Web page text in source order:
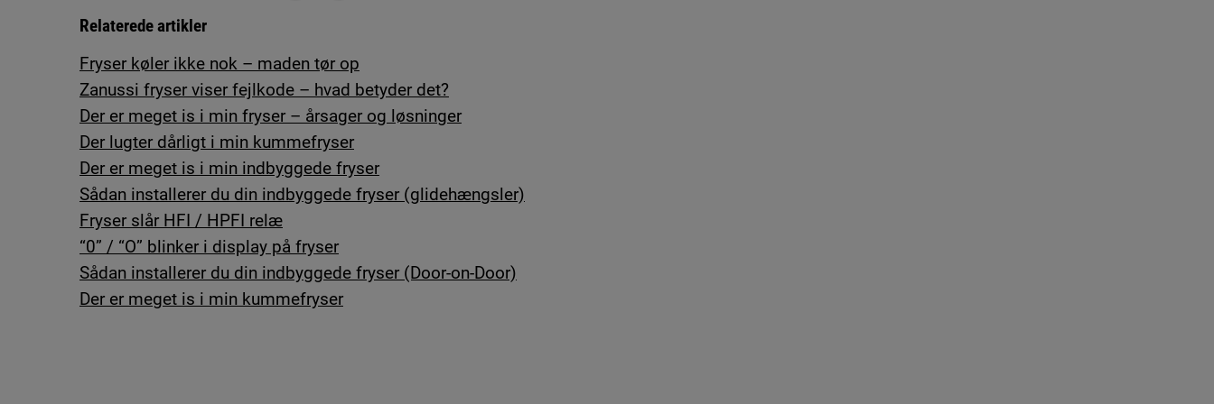
Relaterede artikler
Fryser køler ikke nok – maden tør op
Zanussi fryser viser fejlkode – hvad betyder det?
Der er meget is i min fryser – årsager og løsninger
Der lugter dårligt i min kummefryser
Der er meget is i min indbyggede fryser
Sådan installerer du din indbyggede fryser (glidehængsler)
Fryser slår HFI / HPFI relæ
“0” / “O” blinker i display på fryser
Sådan installerer du din indbyggede fryser (Door-on-Door)
Der er meget is i min kummefryser